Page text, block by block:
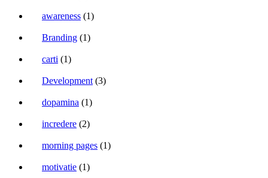
awareness (1)
Branding (1)
carti (1)
Development (3)
dopamina (1)
incredere (2)
morning pages (1)
motivatie (1)